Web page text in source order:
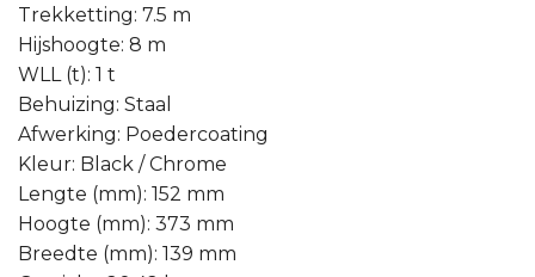
Trekketting: 7.5 m
Hijshoogte: 8 m
WLL (t): 1 t
Behuizing: Staal
Afwerking: Poedercoating
Kleur: Black / Chrome
Lengte (mm): 152 mm
Hoogte (mm): 373 mm
Breedte (mm): 139 mm